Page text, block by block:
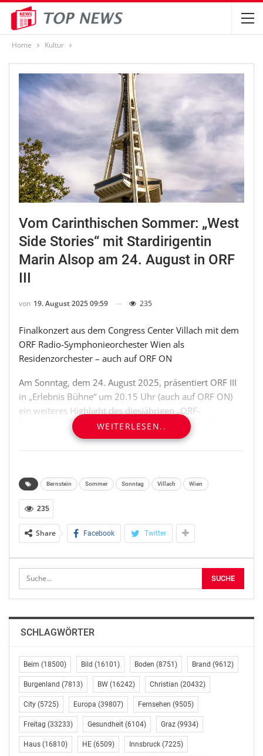
Home Kultur
Vom Carinthischen Sommer: „West
Side Stories“ mit Stardirigentin
Marin Alsop am 24. August in ORF
III
von 19. August 2025 09:59 235
Finalkonzert aus dem Congress Center Villach mit dem
ORF Radio-Symphonieorchester Wien als
Residenzorchester – auch auf ORF ON
Am Sonntag, dem 24. August 2025, präsentiert ORF III
in „Erlebnis Bühne“ um 20.15 Uhr (auch auf ORF ON)
ein weiteres Highlight des diesjährigen „ORF-
Kultursommers“ (Details unter presse.ORF.at): Als
Aufzeichnung aus dem Congress Center Villach steht
das am Vortag vom ORF Radio-Symphonieorchester
Abschlusskonzert „West Side Stories“ auf dem
Schlusspunkt der erfolgreichen Ära von Marin Alsop als
RSO-Chefdirigentin darstellt.
des 20. Jahrhunderts: Den Anfang macht George
Gershwins schwungvolle „Cuban Overture“, gefolgt von
als Solistin. Den zweiten Konzertteil bilden Werke von
Leonard Bernstein – ein wichtiger Mentor Alsops, der
sind die mitreißenden „West Side Story Dances“ aus
dem weltberühmten Musical ebenso zu erleben wie die
„Three Dance Episodes“ aus Bernsteins Broadway-
Erfolg „On the Town“, die für ein bewegendes
musikalisches Finale des Carinthischen Sommers
sorgen – gemäß dem von Intendantin Nadja Kayali für
heuer ausgerufenem Festivalmotto „bewegt“.
WEITERLESEN..
Bernstein Sommer Sonntag Villach Wien
235
Share Facebook Twitter
SCHLAGWÖRTER
Beim (18500) Bild (16101) Boden (8751) Brand (9612)
Burgenland (7813) BW (16242) Christian (20432)
City (5725) Europa (39807) Fernsehen (9505)
Freitag (33233) Gesundheit (6104) Graz (9934)
Haus (16810) HE (6509) Innsbruck (7225)